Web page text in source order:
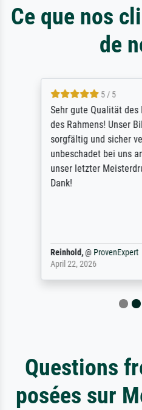
Ce que nos
de
5 / 5
Sehr gute Qualität des
des Rahmens! Unser
sorgfältig und sicher
unbeschadet bei uns
unser letzter
Dank!
Reinhold,@ ProvenExpert
April 22, 2026
Questions
posées sur